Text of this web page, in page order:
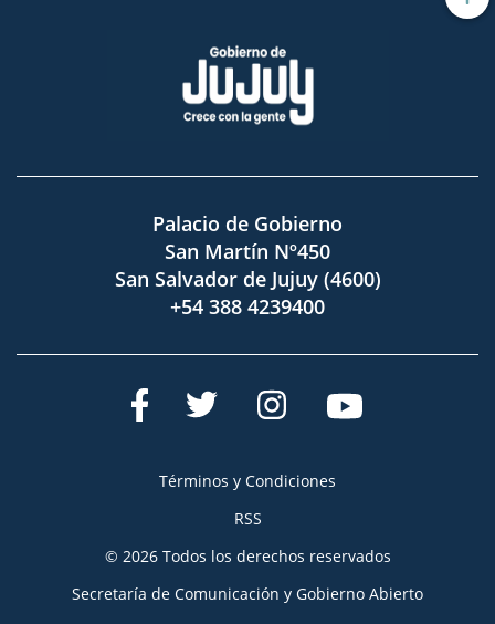
Palacio de Gobierno
San Martín Nº450
San Salvador de Jujuy (4600)
+54 388 4239400
Términos y Condiciones
RSS
© 2026 Todos los derechos reservados
Secretaría de Comunicación y Gobierno Abierto